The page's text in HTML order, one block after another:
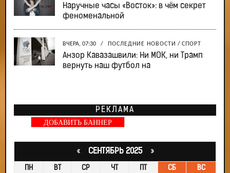
Наручные часы «Восток»: в чём секрет
феноменальной
ВЧЕРА, 07:30 / ПОСЛЕДНИЕ НОВОСТИ / СПОРТ
Анзор Кавазашвили: Ни МОК, ни Трамп
вернуть наш футбол на
РЕКЛАМА
ДОБАВИТЬ БАННЕР
«СЕНТЯБРЬ 2025 »
ПН ВТ СР ЧТ ПТ СБ ВС